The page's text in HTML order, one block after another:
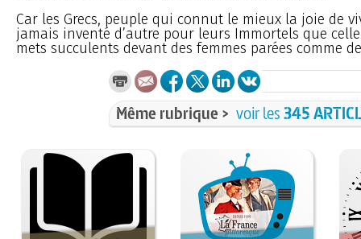
Car les Grecs, peuple qui connut le mieux la joie de
jamais inventé d’autre pour leurs Immortels que
mets succulents devant des femmes parées comme
Même rubrique > voir les345